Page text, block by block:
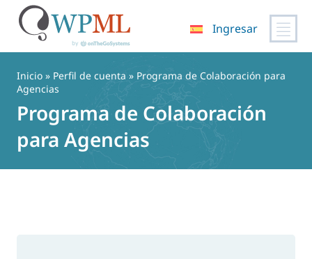
contenido
Ingresar
Inicio » Perfil de cuenta » Programa de Colaboración para
Agencias
Programa de Colaboración
para Agencias